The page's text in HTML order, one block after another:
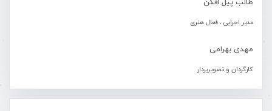
طالب پیل افکن
مدیر اجرایی ، فعال هنری
مهدی بهرامی
کارگردان و تصویربردار